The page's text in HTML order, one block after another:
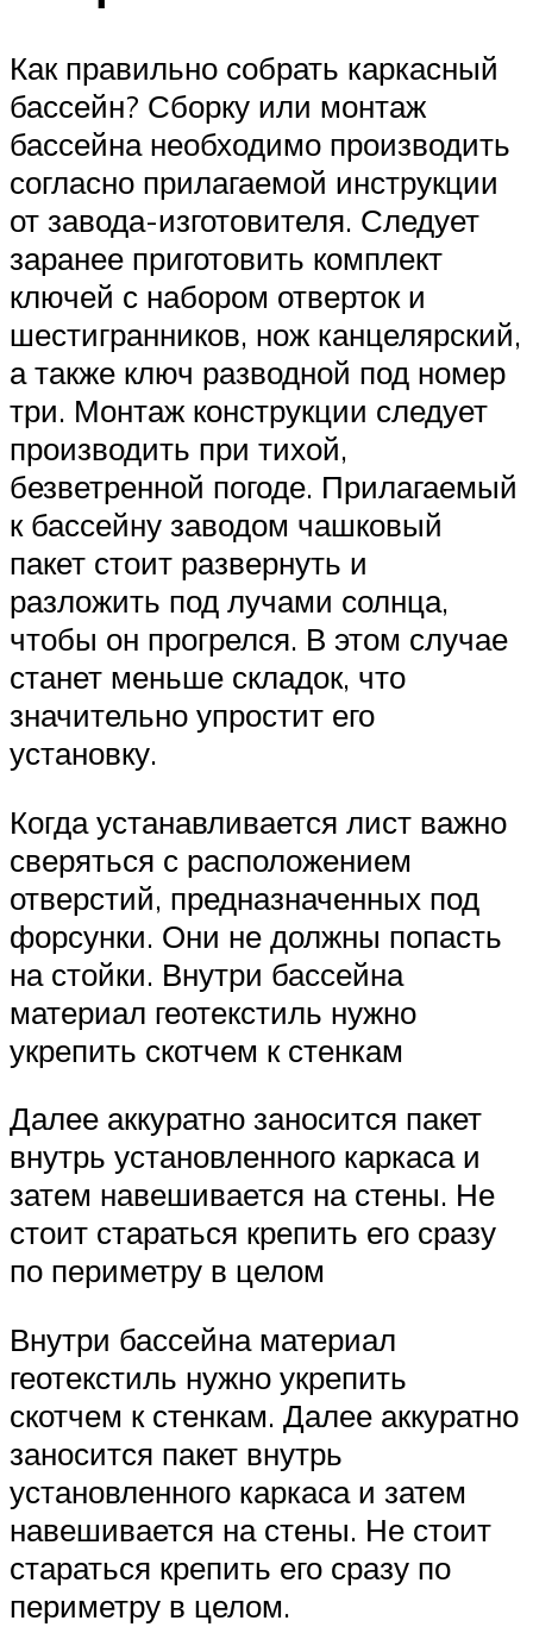
Как правильно собрать каркасный
бассейн? Сборку или монтаж
бассейна необходимо производить
согласно прилагаемой инструкции
от завода-изготовителя. Следует
заранее приготовить комплект
ключей с набором отверток и
шестигранников, нож канцелярский,
а также ключ разводной под номер
три. Монтаж конструкции следует
производить при тихой,
безветренной погоде. Прилагаемый
к бассейну заводом чашковый
пакет стоит развернуть и
разложить под лучами солнца,
чтобы он прогрелся. В этом случае
станет меньше складок, что
значительно упростит его
установку.
Когда устанавливается лист важно
сверяться с расположением
отверстий, предназначенных под
форсунки. Они не должны попасть
на стойки. Внутри бассейна
материал геотекстиль нужно
укрепить скотчем к стенкам
Далее аккуратно заносится пакет
внутрь установленного каркаса и
затем навешивается на стены. Не
стоит стараться крепить его сразу
по периметру в целом
Внутри бассейна материал
геотекстиль нужно укрепить
скотчем к стенкам. Далее аккуратно
заносится пакет внутрь
установленного каркаса и затем
навешивается на стены. Не стоит
стараться крепить его сразу по
периметру в целом.